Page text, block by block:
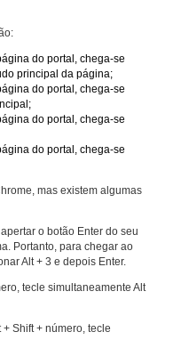
do portal, chega-se
principal da página;
do portal, chega-se
do portal, chega-se
do portal, chega-se
mas existem algumas
o botão Enter do seu
Portanto, para chegar ao
Alt + 3 e depois Enter.
tecle simultaneamente Alt
Shift + número, tecle